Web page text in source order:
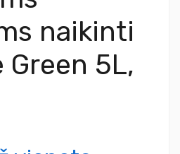
naikinti
Green 5L,